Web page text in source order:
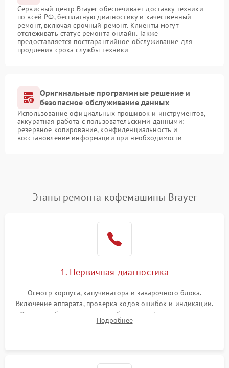
Сервисный центр Brayer обеспечивает доставку техники
по всей РФ, бесплатную диагностику и качественный
ремонт, включая срочный ремонт. Клиенты могут
отслеживать статус ремонта онлайн. Также
предоставляется постгарантийное обслуживание для
продления срока службы техники
Оригинальные программные решение и
безопасное обслуживание данных
Использование официальных прошивок и инструментов,
аккуратная работа с пользовательскими данными:
резервное копирование, конфиденциальность и
восстановление информации при необходимости
Этапы ремонта кофемашины Brayer
1. Первичная диагностика
Осмотр корпуса, капучинатора и заварочного блока.
Включение аппарата, проверка кодов ошибок и индикации.
Оценка работы помпы, термоблока и кофемолки на слух.
Измерение температуры и давления воды для выявления
Подробнее